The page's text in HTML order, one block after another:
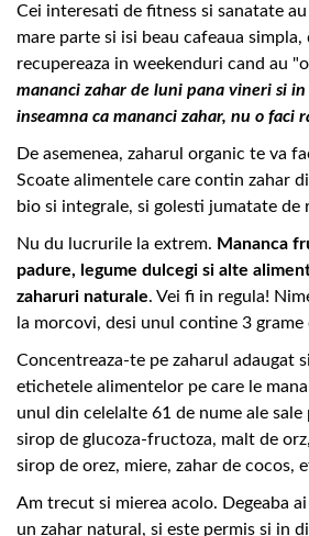
Cei interesati de fitness si sanatate
mare parte si isi beau cafeaua
recupereaza in weekenduri cand au
mananci zahar de luni pana vineri si
inseamna ca mananci zahar, nu o faci
De asemenea, zaharul organic te va
Scoate alimentele care contin zahar
bio si integrale, si golesti jumatate de
Nu du lucrurile la extrem. Mananca
padure, legume dulcegi si alte
zaharuri naturale. Vei fi in regula!
la morcovi, desi unul contine 3 grame
Concentreaza-te pe zaharul adaugat
etichetele alimentelor pe care le
unul din celelalte 61 de nume ale sale
sirop de glucoza-fructoza, malt de
sirop de orez, miere, zahar de cocos,
Am trecut si mierea acolo. Degeaba
un zahar natural, si este permis si in